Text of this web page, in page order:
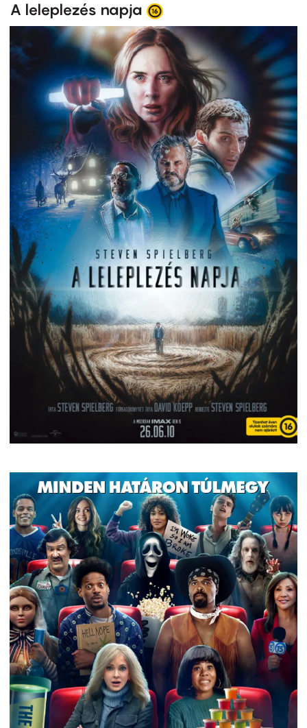
A leleplezés napja